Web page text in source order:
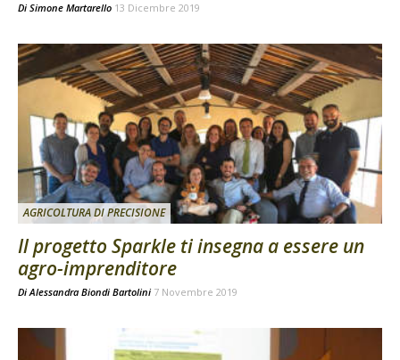
Di Simone Martarello 13 Dicembre 2019
AGRICOLTURA DI PRECISIONE
Il progetto Sparkle ti insegna a essere un
agro-imprenditore
Di Alessandra Biondi Bartolini 7 Novembre 2019